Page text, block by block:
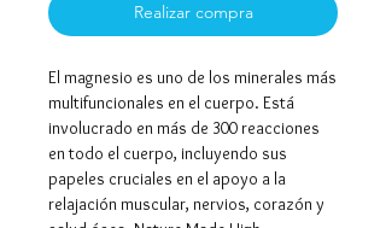
Realizar compra
El magnesio es uno de los minerales más
multifuncionales en el cuerpo. Está
involucrado en más de 300 reacciones
en todo el cuerpo, incluyendo sus
papeles cruciales en el apoyo a la
relajación muscular, nervios, corazón y